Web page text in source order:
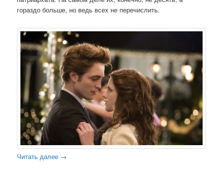
гораздо больше, но ведь всех не перечислить.
Читать далее →